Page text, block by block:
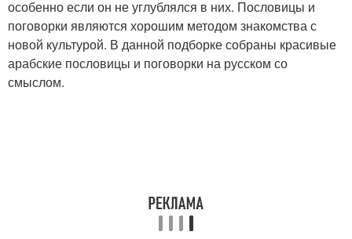
особенно если он не углублялся в них. Пословицы и
поговорки являются хорошим методом знакомства с
новой культурой. В данной подборке собраны красивые
арабские пословицы и поговорки на русском со
смыслом.